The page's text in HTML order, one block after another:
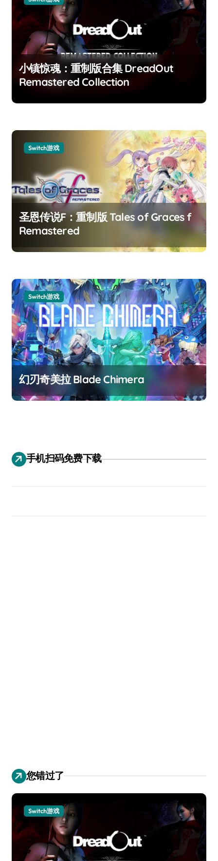
小镇惊魂：重制版合集 DreadOut
Remastered Collection
Switch游戏
圣恩传说F：重制版 Tales of Graces f
Remastered
Switch游戏
幻刃奇美拉 Blade Chimera
手机扫码免费下载
您错过了
Switch游戏